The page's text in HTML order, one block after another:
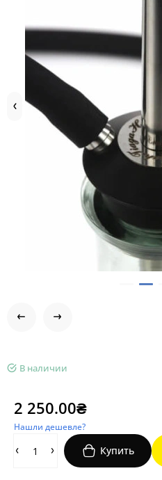
В наличии
2 250.00₴
Нашли дешевле?
Купить